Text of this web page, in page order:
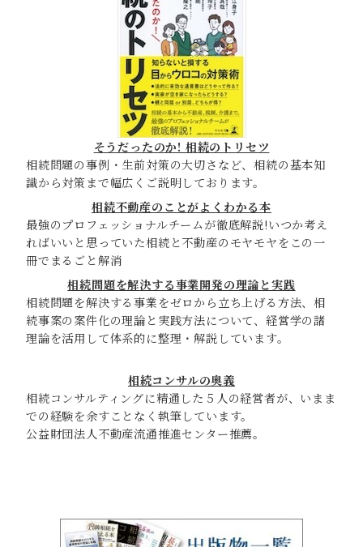
そうだったのか! 相続のトリセツ
相続問題の事例・生前対策の大切さなど、相続の基本知
識から対策まで幅広くご説明しております。
相続不動産のことがよくわかる本
最強のプロフェッショナルチームが徹底解説!いつか考え
ればいいと思っていた相続と不動産のモヤモヤをこの一
冊でまるごと解消
相続問題を解決する事業開発の理論と実践
相続問題を解決する事業をゼロから立ち上げる方法、相
続事案の案件化の理論と実践方法について、経営学の諸
理論を活用して体系的に整理・解説しています。
相続コンサルの奥義
相続コンサルティングに精通した５人の経営者が、いまま
での経験を余すことなく執筆しています。
公益財団法人不動産流通推進センター推薦。